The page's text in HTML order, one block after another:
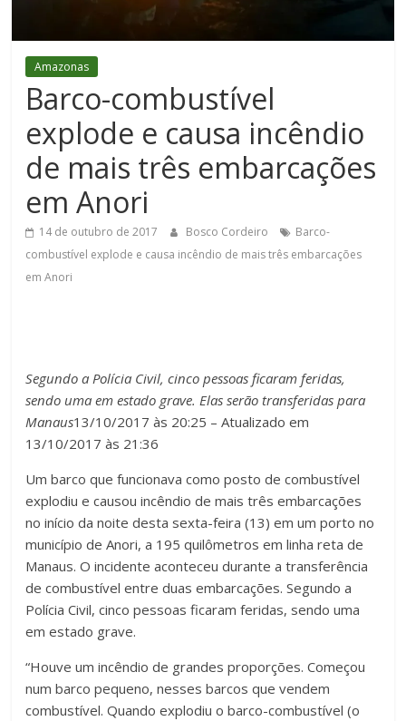
Amazonas
Barco-combustível
explode e causa incêndio
de mais três embarcações
em Anori
14 de outubro de 2017 Bosco Cordeiro
Barco-
combustível explode e causa incêndio de mais três embarcações
em Anori
Segundo a Polícia Civil, cinco pessoas ficaram feridas,
sendo uma em estado grave. Elas serão transferidas para
Manaus13/10/2017 às 20:25 – Atualizado em
13/10/2017 às 21:36
Um barco que funcionava como posto de combustível
explodiu e causou incêndio de mais três embarcações
no início da noite desta sexta-feira (13) em um porto no
município de Anori, a 195 quilômetros em linha reta de
Manaus. O incidente aconteceu durante a transferência
de combustível entre duas embarcações. Segundo a
Polícia Civil, cinco pessoas ficaram feridas, sendo uma
em estado grave.
“Houve um incêndio de grandes proporções. Começou
num barco pequeno, nesses barcos que vendem
combustível. Quando explodiu o barco-combustível (o